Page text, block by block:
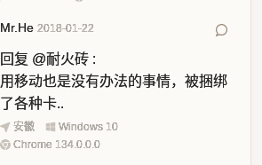
Mr.He 2018-01-22
回复 @耐火砖 :
用移动也是没有办法的事情，被捆绑
了各种卡..
安徽
Windows 10
Chrome 134.0.0.0